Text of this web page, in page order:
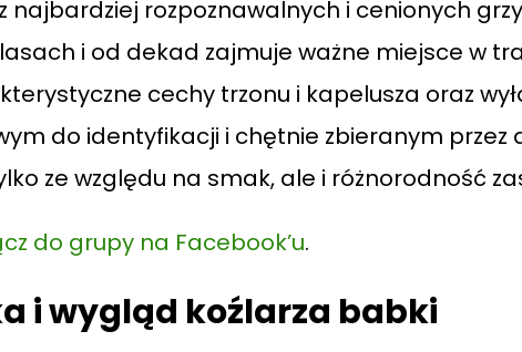
najbardziej rozpoznawalnych i cenionych
i od dekad zajmuje ważne miejsce w
cechy trzonu i kapelusza oraz
do identyfikacji i chętnie zbieranym przez
ze względu na smak, ale i różnorodność
do grupy na Facebook’u.
i wygląd koźlarza babki